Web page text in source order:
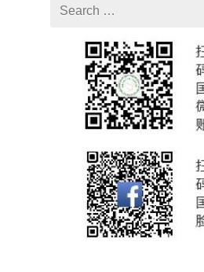
for